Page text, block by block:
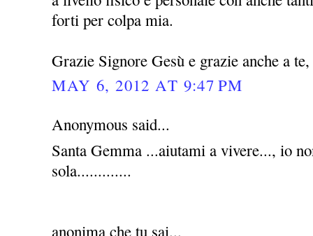
forti per colpa mia.
Grazie Signore Gesù e grazie anche a
MAY 6, 2012 AT 9:47 PM
Anonymous said...
Santa Gemma ...aiutami a vivere..., io
sola.............
anonima che tu sai...